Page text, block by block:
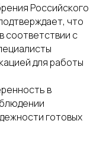
Российского
что
соответствии с
для работы
в
готовых